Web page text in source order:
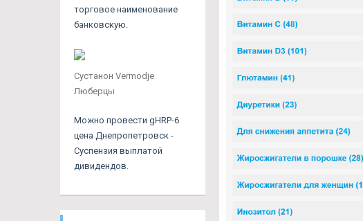
торговое наименование
банковскую.
Сустанон Vermodje
Люберцы
Можно провести gHRP-6
цена Днепропетровск -
Суспензия выплатой
дивидендов.